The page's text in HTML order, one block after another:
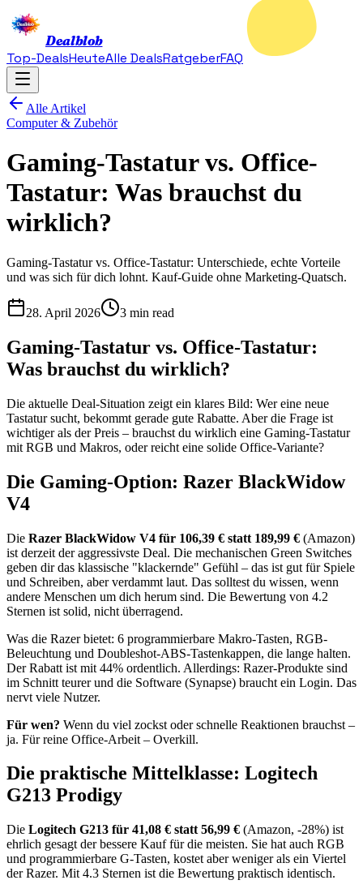
Dealblob
Top-DealsHeuteAlle DealsRatgeberFAQ
Alle Artikel
Computer & Zubehör
Gaming-Tastatur vs. Office-
Tastatur: Was brauchst du
wirklich?
Gaming-Tastatur vs. Office-Tastatur: Unterschiede, echte Vorteile
und was sich für dich lohnt. Kauf-Guide ohne Marketing-Quatsch.
28. April 2026 3 min read
Gaming-Tastatur vs. Office-Tastatur:
Was brauchst du wirklich?
Die aktuelle Deal-Situation zeigt ein klares Bild: Wer eine neue
Tastatur sucht, bekommt gerade gute Rabatte. Aber die Frage ist
wichtiger als der Preis – brauchst du wirklich eine Gaming-Tastatur
mit RGB und Makros, oder reicht eine solide Office-Variante?
Die Gaming-Option: Razer BlackWidow
V4
Die Razer BlackWidow V4 für 106,39 € statt 189,99 € (Amazon)
ist derzeit der aggressivste Deal. Die mechanischen Green Switches
geben dir das klassische "klackernde" Gefühl – das ist gut für Spiele
und Schreiben, aber verdammt laut. Das solltest du wissen, wenn
andere Menschen um dich herum sind. Die Bewertung von 4.2
Sternen ist solid, nicht überragend.
Was die Razer bietet: 6 programmierbare Makro-Tasten, RGB-
Beleuchtung und Doubleshot-ABS-Tastenkappen, die lange halten.
Der Rabatt ist mit 44% ordentlich. Allerdings: Razer-Produkte sind
im Schnitt teurer und die Software (Synapse) braucht ein Login. Das
nervt viele Nutzer.
Für wen? Wenn du viel zockst oder schnelle Reaktionen brauchst –
ja. Für reine Office-Arbeit – Overkill.
Die praktische Mittelklasse: Logitech
G213 Prodigy
Die Logitech G213 für 41,08 € statt 56,99 € (Amazon, -28%) ist
ehrlich gesagt der bessere Kauf für die meisten. Sie hat auch RGB
und programmierbare G-Tasten, kostet aber weniger als ein Viertel
der Razer. Mit 4.3 Sternen ist die Bewertung praktisch identisch.